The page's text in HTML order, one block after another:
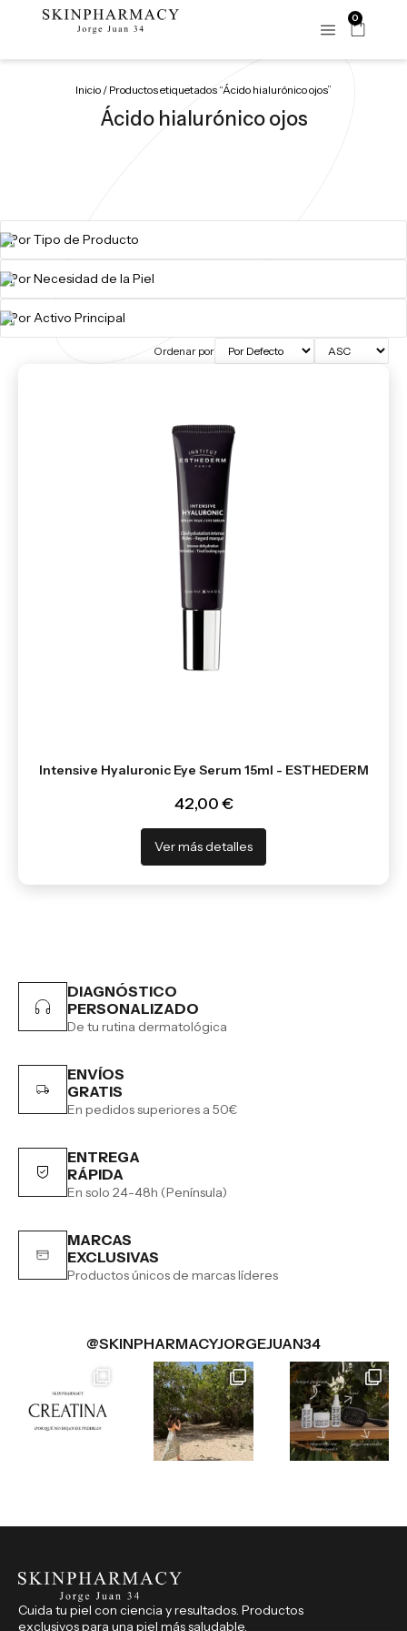
0
Inicio / Productos etiquetados “Ácido hialurónico ojos”
Ácido hialurónico ojos
Ordenar por
Intensive Hyaluronic Eye Serum 15ml - ESTHEDERM
42,00 €
Ver más detalles
DIAGNÓSTICO
PERSONALIZADO
De tu rutina dermatológica
ENVÍOS
GRATIS
En pedidos superiores a 50€
ENTREGA
RÁPIDA
En solo 24-48h (Península)
MARCAS
EXCLUSIVAS
Productos únicos de marcas líderes
@SKINPHARMACYJORGEJUAN34
Cuida tu piel con ciencia y resultados. Productos
exclusivos para una piel más saludable.